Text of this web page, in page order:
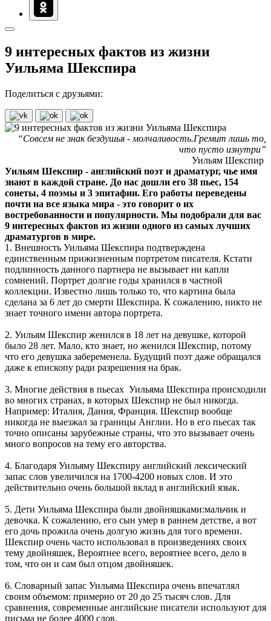
9 интересных фактов из жизни
Уильяма Шекспира
Поделиться с друзьями:
“Совсем не знак бездушья - молчаливость.Гремит лишь то,
что пусто изнутри”
Уильям Шекспир
Уильям Шекспир - английский поэт и драматург, чье имя
знают в каждой стране. До нас дошли его 38 пьес, 154
сонеты, 4 поэмы и 3 эпитафии. Его работы переведены
почти на все языка мира - это говорит о их
востребованности и популярности. Мы подобрали для вас
9 интересных фактов из жизни одного из самых лучших
драматургов в мире.
1. Внешность Уильяма Шекспира подтверждена
единственным прижизненным портретом писателя. Кстати
подлинность данного партнера не вызывает ни капли
сомнений. Портрет долгие годы хранился в частной
коллекции. Известно лишь только то, что картина была
сделана за 6 лет до смерти Шекспира. К сожалению, никто не
знает точного имени автора портрета.
2. Уильям Шекспир женился в 18 лет на девушке, которой
было 28 лет. Мало, кто знает, но женился Шекспир, потому
что его девушка забеременела. Будущий поэт даже обращался
даже к епископу ради разрешения на брак.
3. Многие действия в пьесах Уильяма Шекспира происходили
во многих странах, в которых Шекспир не был никогда.
Например: Италия, Дания, Франция. Шекспир вообще
никогда не выезжал за границы Англии. Но в его пьесах так
точно описаны зарубежные страны, что это вызывает очень
много вопросов на тему его авторства.
4. Благодаря Уильяму Шекспиру английский лексический
запас слов увеличился на 1700-4200 новых слов. И это
действительно очень большой вклад в английский язык.
5. Дети Уильяма Шекспира были двойняшками:мальчик и
девочка. К сожалению, его сын умер в раннем детстве, а вот
его дочь прожила очень долгую жизнь для того времени.
Шекспир очень часто использовал в произведениях своих
тему двойняшек, Вероятнее всего, вероятнее всего, дело в
том, что он и сам был отцом двойняшек.
6. Словарный запас Уильяма Шекспира очень впечатлял
своим объемом: примерно от 20 до 25 тысяч слов. Для
сравнения, современные английские писатели используют для
письма не более 4000 слов.